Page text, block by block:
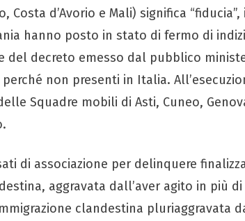
Costa d’Avorio e Mali) significa
hanno posto in stato di fermo di
del decreto emesso dal pubblico
non presenti in Italia.
Squadre mobili di Asti, Cuneo,
di associazione per delinquere
aggravata dall’aver agito in più
clandestina pluriaggravata